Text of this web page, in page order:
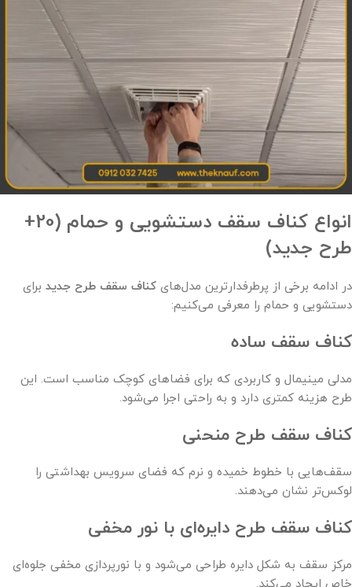
انواع کناف سقف دستشویی و حمام (20+
طرح جدید)
در ادامه برخی از پرطرفدارترین مدل‌های کناف سقف طرح جدید برای
دستشویی و حمام را معرفی می‌کنیم:
کناف سقف ساده
مدلی مینیمال و کاربردی که برای فضاهای کوچک مناسب است. این
طرح هزینه کمتری دارد و به راحتی اجرا می‌شود.
کناف سقف طرح منحنی
سقف‌هایی با خطوط خمیده و نرم که فضای سرویس بهداشتی را
لوکس‌تر نشان می‌دهند.
کناف سقف طرح دایره‌ای با نور مخفی
مرکز سقف به شکل دایره طراحی می‌شود و با نورپردازی مخفی جلوه‌ای